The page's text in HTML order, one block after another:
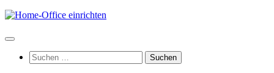
Zum
springen
Suchen
nach: